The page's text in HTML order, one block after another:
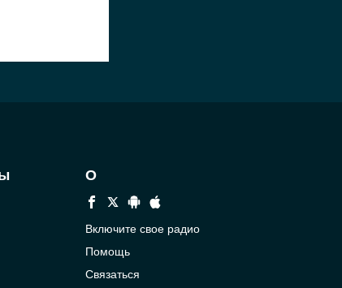
О
Включите свое радио
Помощь
Связаться